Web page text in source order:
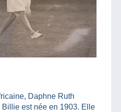
Daphne Ruth
Billie est née en 1903. Elle